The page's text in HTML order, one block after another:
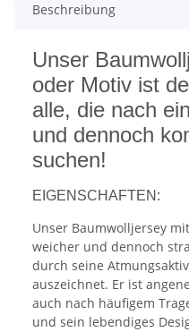
Beschreibung
Unser
oder Motiv ist
alle, die nach
und dennoch
suchen!
EIGENSCHAFTEN:
Unser Baumwolljersey
weicher und dennoch
durch seine
auszeichnet. Er ist
auch nach häufigem
und sein lebendiges